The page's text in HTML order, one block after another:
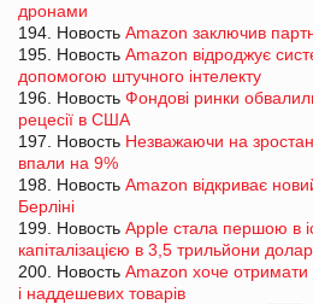
дронами
194. Новость Amazon заключив
195. Новость Amazon відроджує
допомогою штучного інтелекту
196. Новость Фондові ринки
рецесії в США
197. Новость Незважаючи на
впали на 9%
198. Новость Amazon відкриває
Берліні
199. Новость Apple стала першою в
капіталізацією в 3,5 трильйони
200. Новость Amazon хоче отримати
і наддешевих товарів